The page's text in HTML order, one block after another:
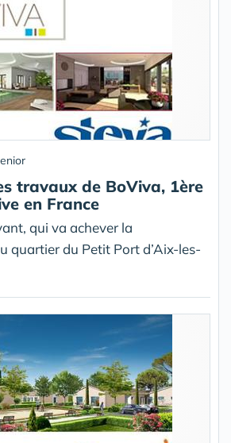
travaux de BoViva, 1ère
en France
qui va achever la
quartier du Petit Port d’Aix-les-